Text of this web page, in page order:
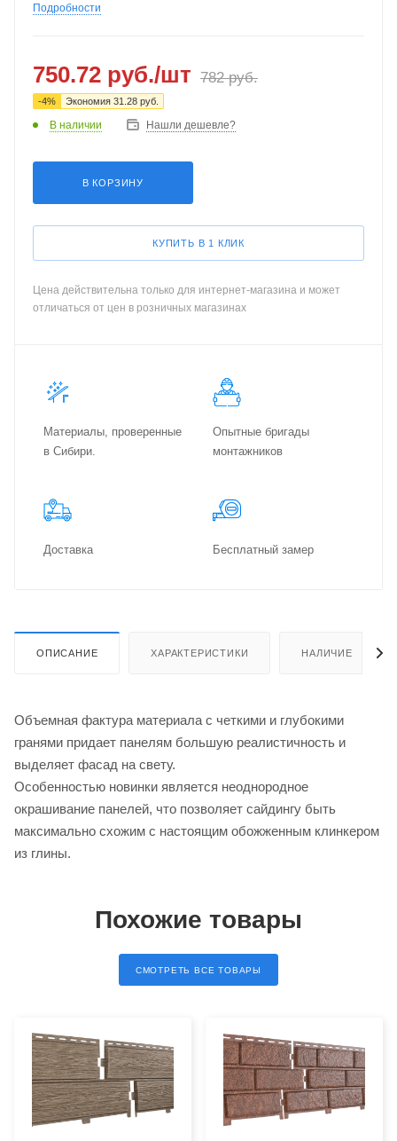
Подробности
750.72 руб./шт 782руб.
-4% Экономия 31.28 руб.
В наличии Нашли дешевле?
В КОРЗИНУ
КУПИТЬ В 1 КЛИК
Цена действительна только для интернет-магазина и может
отличаться от цен в розничных магазинах
Материалы, проверенные
в Сибири.
Опытные бригады
монтажников
Доставка Бес­плат­ный замер
ОПИСАНИЕ ХАРАКТЕРИСТИКИ НАЛИЧИЕ
Объемная фактура материала с четкими и глубокими
гранями придает панелям большую реалистичность и
выделяет фасад на свету.
Особенностью новинки является неоднородное
окрашивание панелей, что позволяет сайдингу быть
максимально схожим с настоящим обожженным клинкером
из глины.
Похожие товары
СМОТРЕТЬ ВСЕ ТОВАРЫ